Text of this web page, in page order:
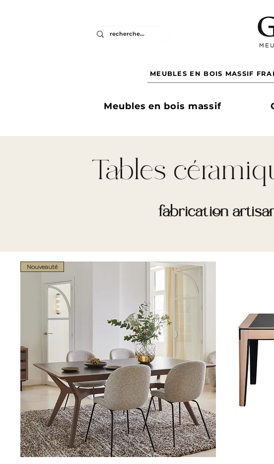
MEUBLES EN BOIS MASSIF
Meubles en bois massif
Tables
fabrication
Nouveauté